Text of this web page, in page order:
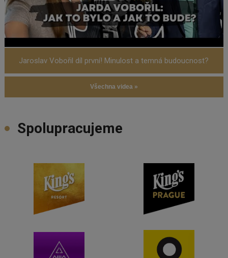
Jaroslav Vobořil díl první! Minulost a temná budoucnost?
Všechna videa »
Spolupracujeme